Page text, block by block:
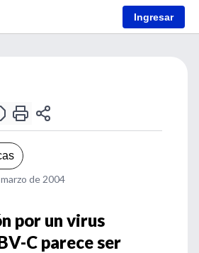
Ingresar
de 2004
por un virus
C parece ser